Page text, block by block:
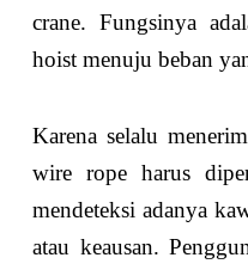
crane. Fungsinya
hoist menuju beban
Karena selalu
wire rope harus
mendeteksi adanya
atau keausan.